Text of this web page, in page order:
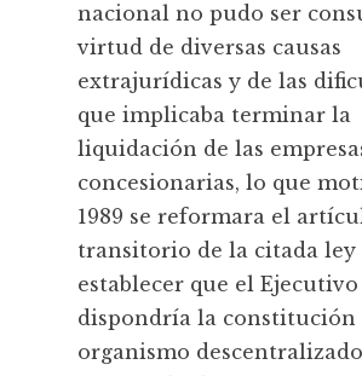
nacional no pudo ser
virtud de diversas causas
extrajurídicas y de las
que implicaba terminar la
liquidación de las
concesionarias, lo que
1989 se reformara el
transitorio de la citada ley
establecer que el
dispondría la constitución
organismo descentralizado